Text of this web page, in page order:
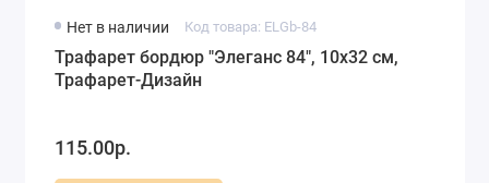
Нет в наличии Код товара: ELGb-84
Трафарет бордюр "Элеганс 84", 10х32 см,
Трафарет-Дизайн
115.00р.